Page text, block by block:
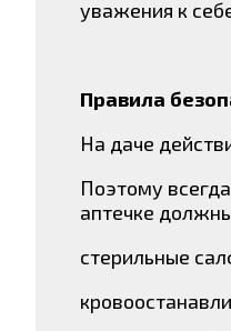
уважения к
Правила
На даче
Поэтому
аптечке
стерильные